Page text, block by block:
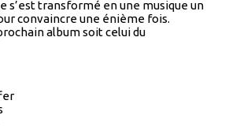
s’est transformé en une musique un
convaincre une énième fois.
album soit celui du